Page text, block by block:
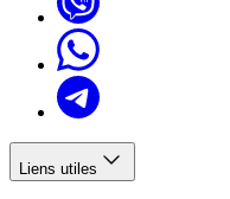
Liens utiles